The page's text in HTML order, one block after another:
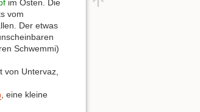
im Osten. Die
vom
Der etwas
Schwemmi)
von Untervaz,
, eine kleine